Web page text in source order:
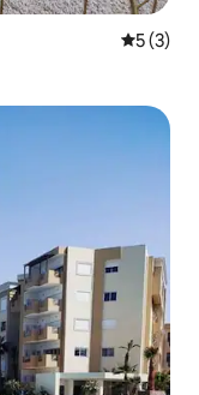
5 (3)